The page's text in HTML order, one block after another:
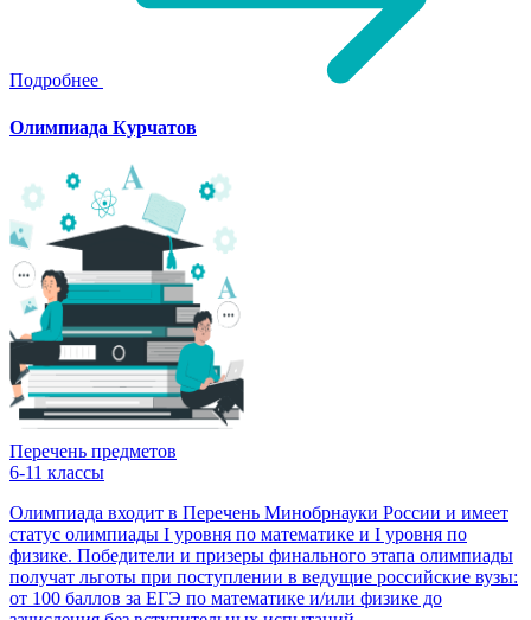
Подробнее
Олимпиада Курчатов
Перечень предметов
6-11 классы
Олимпиада входит в Перечень Минобрнауки России и имеет
статус олимпиады I уровня по математике и I уровня по
физике. Победители и призеры финального этапа олимпиады
получат льготы при поступлении в ведущие российские вузы:
от 100 баллов за ЕГЭ по математике и/или физике до